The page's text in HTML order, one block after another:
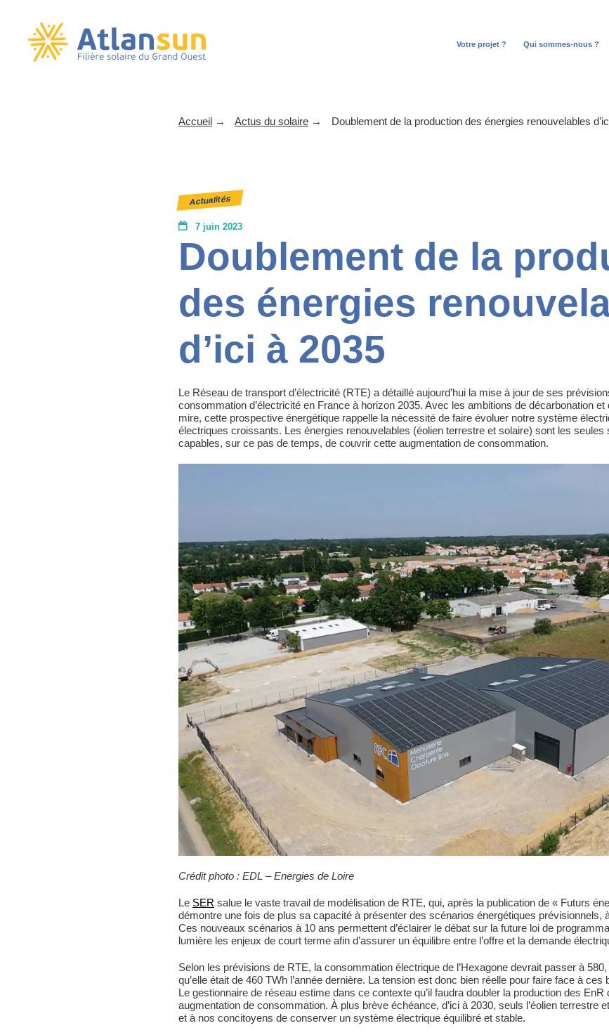
Votre projet ?
Open
Qui sommes-nous ?
Accueil → Actus du solaire → Doublement de la production des énergies renouvelables
Actualités
7 juin 2023
Doublement de la
des énergies
d’ici à 2035
Le Réseau de transport d’électricité (RTE) a détaillé aujourd’hui la mise à jour de ses
consommation d’électricité en France à horizon 2035. Avec les ambitions de décarbonation
mire, cette prospective énergétique rappelle la nécessité de faire évoluer notre système
électriques croissants. Les énergies renouvelables (éolien terrestre et solaire) sont les seules
capables, sur ce pas de temps, de couvrir cette augmentation de consommation.
Crédit photo : EDL – Energies de Loire
Le SER salue le vaste travail de modélisation de RTE, qui, après la publication de « Futurs
démontre une fois de plus sa capacité à présenter des scénarios énergétiques prévisionnels,
Ces nouveaux scénarios à 10 ans permettent d’éclairer le débat sur la future loi de
lumière les enjeux de court terme afin d’assurer un équilibre entre l’offre et la demande
Selon les prévisions de RTE, la consommation électrique de l’Hexagone devrait passer à
qu’elle était de 460 TWh l’année dernière. La tension est donc bien réelle pour faire face à
Le gestionnaire de réseau estime dans ce contexte qu’il faudra doubler la production des EnR
augmentation de consommation. À plus brève échéance, d’ici à 2030, seuls l’éolien terrestre
et à nos concitoyens de conserver un système électrique équilibré et stable.